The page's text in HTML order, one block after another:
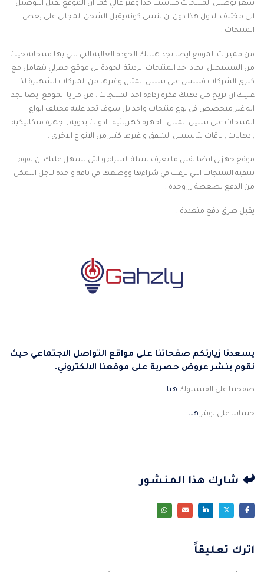
سعر توصيل المنتجات مناسب جدا وغير غالي كما ان الموقع يقبل التوصيل
الى مختلف الدول هذا دون ان ننسى كونه يقبل الشحن المجاني على بعض
المنتجات .
من مميزات الموقع ايضا نجد هنالك الجودة العالية التي تاتي بها منتجاته حيث
من المستحيل ايجاد احد المنتجات الرديئة الجودة بل موقع جهزلي يتعامل مع
كبرى الشركات فليبس على سبيل المثال وغيرها من الماركات الشهيرة لذا
عليك ان تزيح من دهنك فكرة رداءة احد المنتجات . من مزايا الموقع ايضا نجد
انه غير متخصص في نوع منتجات واحد بل سوف تجد عليه مختلف انواع
المنتجات على سبيل المثال , اجهزة كهربائية , ادوات يدوية , اجهزة ميكانيكية
, دهانات , باقات لتاسيس الشقق و غيرها كثير من الانواع الاخرى .
موقع جهزلي ايضا يقبل ما يعرف بسلة الشراء و التي تسهل عليك ان تقوم
بتنقية المنتجات التي ترغب في شراءها ووضعها في باقة واحدة لاجل التمكن
من الدفع بضغطة زر وحدة .
يقبل طرق دفع متعددة .
يسعدنا زيارتكم صفحاتنا على مواقع التواصل الاجتماعي حيث
نقوم بنشر عروض حصرية على موقعنا الالكتروني.
صفحتنا علي الفيسبوك هنا.
حسابنا على تويتر هنا.
شارك هذا المنشور
اترك تعليقاً